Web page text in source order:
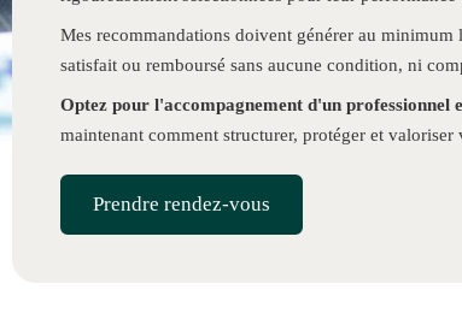
Mes recommandations doivent générer au minimum
satisfait ou remboursé sans aucune condition, ni
Optez pour l'accompagnement d'un professionnel
maintenant comment structurer, protéger et valoriser
Prendre rendez-vous